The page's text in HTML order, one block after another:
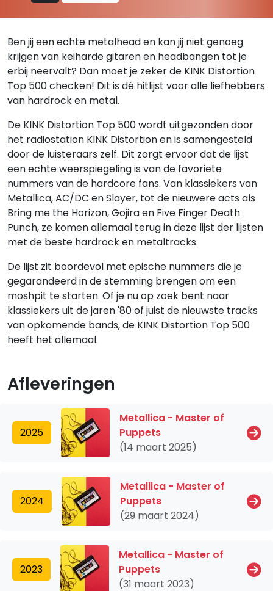
Ben jij een echte metalhead en kan jij niet genoeg
krijgen van keiharde gitaren en headbangen tot je
erbij neervalt? Dan moet je zeker de KINK Distortion
Top 500 checken! Dit is dé hitlijst voor alle liefhebbers
van hardrock en metal.
De KINK Distortion Top 500 wordt uitgezonden door
het radiostation KINK Distortion en is samengesteld
door de luisteraars zelf. Dit zorgt ervoor dat de lijst
een echte weerspiegeling is van de favoriete
nummers van de hardcore fans. Van klassiekers van
Metallica, AC/DC en Slayer, tot de nieuwere acts als
Bring me the Horizon, Gojira en Five Finger Death
Punch, ze komen allemaal terug in deze lijst der lijsten
met de beste hardrock en metaltracks.
De lijst zit boordevol met epische nummers die je
gegarandeerd in de stemming brengen om een
moshpit te starten. Of je nu op zoek bent naar
klassiekers uit de jaren '80 of juist de nieuwste tracks
van opkomende bands, de KINK Distortion Top 500
heeft het allemaal.
Afleveringen
2025
Metallica - Master of
Puppets
(14 maart 2025)
2024
Metallica - Master of
Puppets
(29 maart 2024)
2023
Metallica - Master of
Puppets
(31 maart 2023)